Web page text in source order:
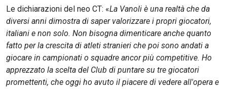
Le dichiarazioni del neo CT: «La Vanoli è una realtà che da
diversi anni dimostra di saper valorizzare i propri giocatori,
italiani e non solo. Non bisogna dimenticare anche quanto
fatto per la crescita di atleti stranieri che poi sono andati a
giocare in campionati o squadre ancor più competitive. Ho
apprezzato la scelta del Club di puntare su tre giocatori
promettenti, che oggi ho avuto il piacere di vedere all'opera e